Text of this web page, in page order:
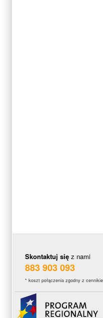
Skontaktuj się z nami
883 903 093
* koszt połączenia zgodny z